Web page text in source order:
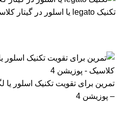
تکنیک legato یا اسلور در گیتار کلاسیک – پوزیسیون 3
تمرین برای تقویت تکنیک اسلور یا
– پوزیشن 4